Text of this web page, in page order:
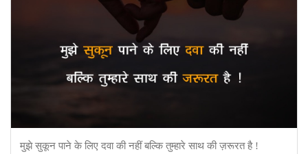
मुझे सुकून पाने के लिए दवा की नहीं बल्कि तुम्हारे साथ की ज़रूरत है !